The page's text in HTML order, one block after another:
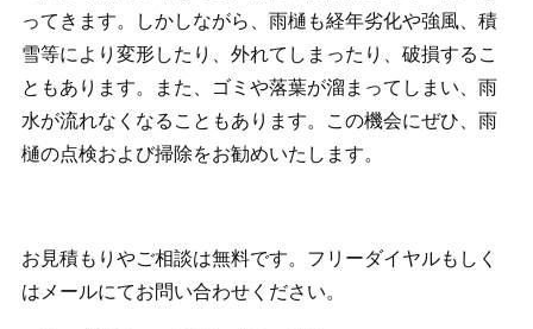
ってきます。しかしながら、雨樋も経年劣化や強風、積
雪等により変形したり、外れてしまったり、破損するこ
ともあります。また、ゴミや落葉が溜まってしまい、雨
水が流れなくなることもあります。この機会にぜひ、雨
樋の点検および掃除をお勧めいたします。
お見積もりやご相談は無料です。フリーダイヤルもしく
はメールにてお問い合わせください。